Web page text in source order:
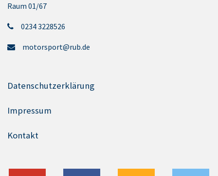
Raum 01/67
0234 3228526
motorsport@rub.de
Datenschutzerklärung
Impressum
Kontakt